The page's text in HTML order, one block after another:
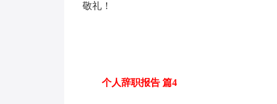
敬礼！
个人辞职报告 篇4